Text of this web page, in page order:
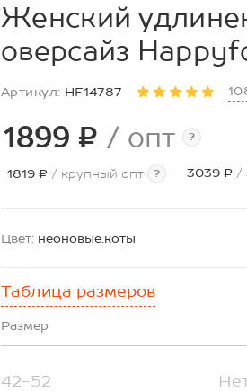
Женский
оверсайз
Артикул: HF14787
1899 ₽ / опт ?
1819 ₽ / крупный опт ? 3039 ₽ /
Цвет: неоновые.коты
Таблица размеров
Размер
42-52